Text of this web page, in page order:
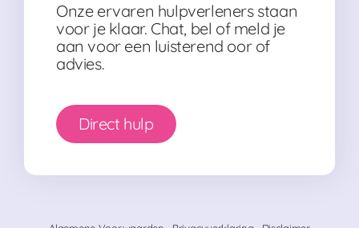
Onze ervaren hulpverleners staan
voor je klaar. Chat, bel of meld je
aan voor een luisterend oor of
advies.
Direct hulp